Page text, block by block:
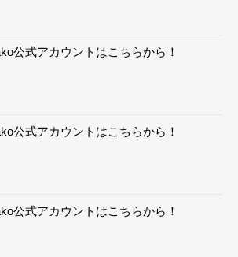
公式アカウントはこちらから！
公式アカウントはこちらから！
公式アカウントはこちらから！